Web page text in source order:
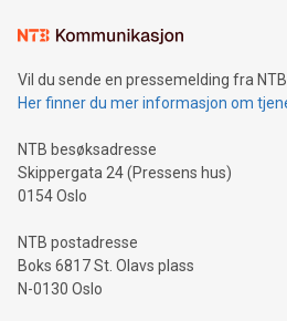
Vil du sende en pressemelding fra
Her finner du mer informasjon om
NTB besøksadresse
Skippergata 24 (Pressens hus)
0154 Oslo
NTB postadresse
Boks 6817 St. Olavs plass
N-0130 Oslo